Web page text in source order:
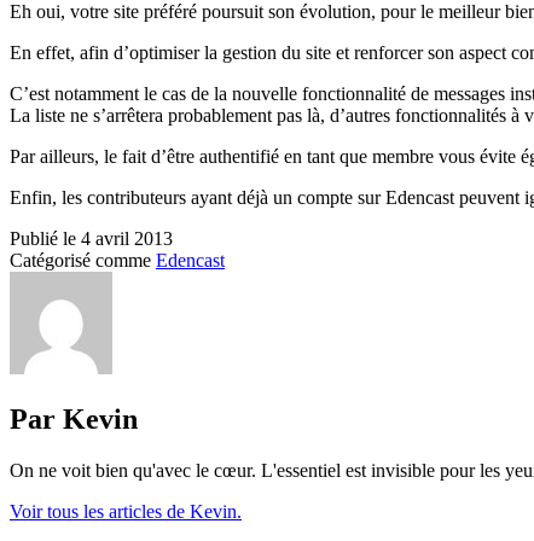
Eh oui, votre site préféré poursuit son évolution, pour le meilleur
En effet, afin d’optimiser la gestion du site et renforcer son aspect
C’est notamment le cas de la nouvelle fonctionnalité de messages
La liste ne s’arrêtera probablement pas là, d’autres fonctionnalités
Par ailleurs, le fait d’être authentifié en tant que membre vous
Enfin, les contributeurs ayant déjà un compte sur Edencast peuvent
Publié le 4 avril 2013
Catégorisé comme Edencast
Par Kevin
On ne voit bien qu'avec le cœur. L'essentiel est invisible pour les
Voir tous les articles de Kevin.